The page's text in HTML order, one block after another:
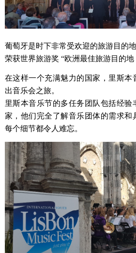
葡萄牙是时下非常受欢迎的旅游目的
荣获世界旅游奖 “欧洲最佳旅游目的地
在这样一个充满魅力的国家，里斯本
出音乐会之旅。
里斯本音乐节的多任务团队包括经验
家，他们完全了解音乐团体的需求和
每个细节都令人难忘。